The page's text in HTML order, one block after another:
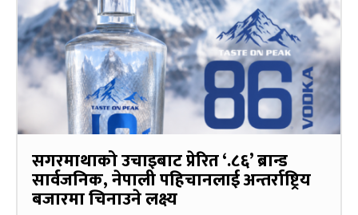
सगरमाथाको उचाइबाट प्रेरित ‘.८६’ ब्रान्ड
सार्वजनिक, नेपाली पहिचानलाई अन्तर्राष्ट्रिय
बजारमा चिनाउने लक्ष्य